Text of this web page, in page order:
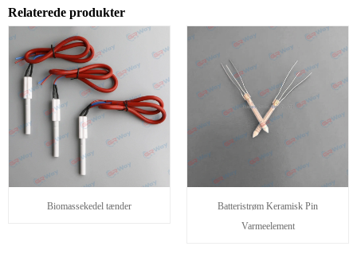
Relaterede produkter
Biomassekedel tænder
Batteristrøm Keramisk Pin
Varmeelement